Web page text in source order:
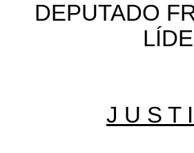
DEPUTADO
J U S T